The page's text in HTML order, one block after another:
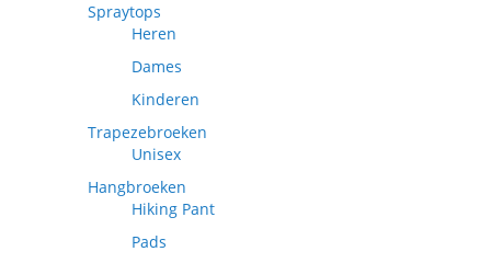
Spraytops
Heren
Dames
Kinderen
Trapezebroeken
Unisex
Hangbroeken
Hiking Pant
Pads